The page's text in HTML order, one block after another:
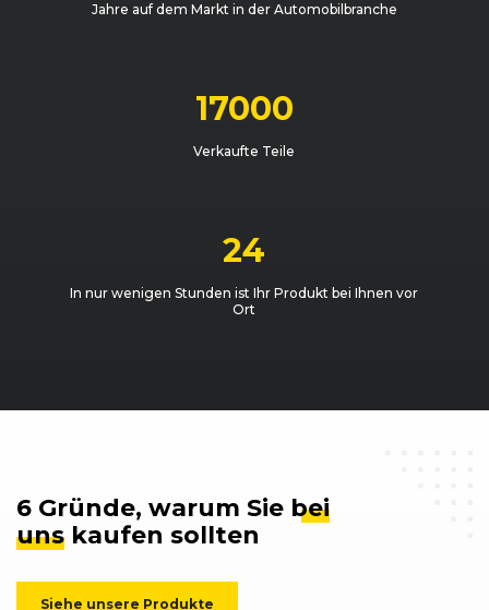
Golf (V) GTI (11/04 - 08/08)
Golf (V) GTI (11/04 - 08/08)
Jahre auf dem Markt in der Automobilbranche
17000
Verkaufte Teile
24
In nur wenigen Stunden ist Ihr Produkt bei Ihnen vor
Ort
6 Gründe, warum Sie bei
uns kaufen sollten
Siehe unsere Produkte